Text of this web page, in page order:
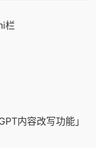
栏
内容改写功能」